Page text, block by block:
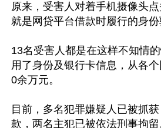
原来，受害人对着手机摄像头点
就是网贷平台借款时履行的身份
13名受害人都是在这样不知情
用了身份及银行卡信息，从各
0余万元。
目前，多名犯罪嫌疑人已被抓
款，两名主犯已被依法刑事拘留